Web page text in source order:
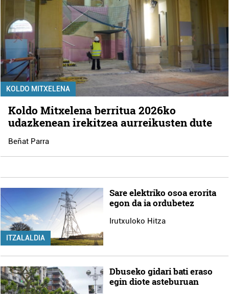
KOLDO MITXELENA
Koldo Mitxelena berritua 2026ko
udazkenean irekitzea aurreikusten dute
Beñat Parra
ITZALALDIA
Sare elektriko osoa erorita
egon da ia ordubetez
Irutxuloko Hitza
Dbuseko gidari bati eraso
egin diote asteburuan